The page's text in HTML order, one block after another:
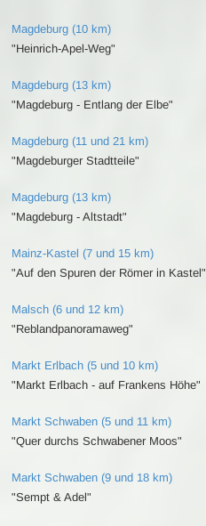
Magdeburg (10 km)
"Heinrich-Apel-Weg"
Magdeburg (13 km)
"Magdeburg - Entlang der Elbe"
Magdeburg (11 und 21 km)
"Magdeburger Stadtteile"
Magdeburg (13 km)
"Magdeburg - Altstadt"
Mainz-Kastel (7 und 15 km)
"Auf den Spuren der Römer in Kastel"
Malsch (6 und 12 km)
"Reblandpanoramaweg"
Markt Erlbach (5 und 10 km)
"Markt Erlbach - auf Frankens Höhe"
Markt Schwaben (5 und 11 km)
"Quer durchs Schwabener Moos"
Markt Schwaben (9 und 18 km)
"Sempt & Adel"